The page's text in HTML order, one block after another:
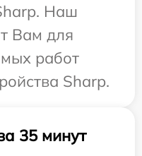
Наш
Вам для
работ
Sharp.
35 минут